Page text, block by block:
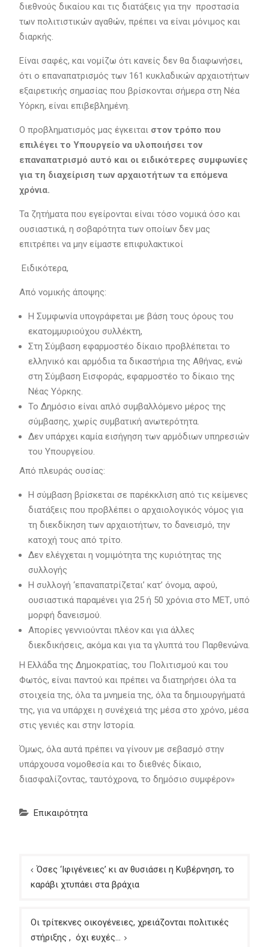
διεθνούς δικαίου και τις διατάξεις για την προστασία
των πολιτιστικών αγαθών, πρέπει να είναι μόνιμος και
διαρκής.
Είναι σαφές, και νομίζω ότι κανείς δεν θα διαφωνήσει,
ότι ο επαναπατρισμός των 161 κυκλαδικών αρχαιοτήτων
εξαιρετικής σημασίας που βρίσκονται σήμερα στη Νέα
Υόρκη, είναι επιβεβλημένη.
Ο προβληματισμός μας έγκειται στον τρόπο που
επιλέγει το Υπουργείο να υλοποιήσει τον
επαναπατρισμό αυτό και οι ειδικότερες συμφωνίες
για τη διαχείριση των αρχαιοτήτων τα επόμενα
χρόνια.
Τα ζητήματα που εγείρονται είναι τόσο νομικά όσο και
ουσιαστικά, η σοβαρότητα των οποίων δεν μας
επιτρέπει να μην είμαστε επιφυλακτικοί
Ειδικότερα,
Από νομικής άποψης:
Η Συμφωνία υπογράφεται με βάση τους όρους του
εκατομμυριούχου συλλέκτη,
Στη Σύμβαση εφαρμοστέο δίκαιο προβλέπεται το
ελληνικό και αρμόδια τα δικαστήρια της Αθήνας, ενώ
στη Σύμβαση Εισφοράς, εφαρμοστέο το δίκαιο της
Νέας Υόρκης.
Το Δημόσιο είναι απλό συμβαλλόμενο μέρος της
σύμβασης, χωρίς συμβατική ανωτερότητα.
Δεν υπάρχει καμία εισήγηση των αρμόδιων υπηρεσιών
του Υπουργείου.
Από πλευράς ουσίας:
Η σύμβαση βρίσκεται σε παρέκκλιση από τις κείμενες
διατάξεις που προβλέπει ο αρχαιολογικός νόμος για
τη διεκδίκηση των αρχαιοτήτων, το δανεισμό, την
κατοχή τους από τρίτο.
Δεν ελέγχεται η νομιμότητα της κυριότητας της
συλλογής
Η συλλογή ‘επαναπατρίζεται’ κατ’ όνομα, αφού,
ουσιαστικά παραμένει για 25 ή 50 χρόνια στο ΜΕΤ, υπό
μορφή δανεισμού.
Απορίες γεννιούνται πλέον και για άλλες
διεκδικήσεις, ακόμα και για τα γλυπτά του Παρθενώνα.
Η Ελλάδα της Δημοκρατίας, του Πολιτισμού και του
Φωτός, είναι παντού και πρέπει να διατηρήσει όλα τα
στοιχεία της, όλα τα μνημεία της, όλα τα δημιουργήματά
της, για να υπάρχει η συνέχειά της μέσα στο χρόνο, μέσα
στις γενιές και στην Ιστορία.
Όμως, όλα αυτά πρέπει να γίνουν με σεβασμό στην
υπάρχουσα νομοθεσία και το διεθνές δίκαιο,
διασφαλίζοντας, ταυτόχρονα, το δημόσιο συμφέρον»
Επικαιρότητα
Πλοήγηση
άρθρων
Όσες ‘Ιφιγένειες’ κι αν θυσιάσει η Κυβέρνηση, το
καράβι χτυπάει στα βράχια
Οι τρίτεκνες οικογένειες, χρειάζονται πολιτικές
στήριξης , όχι ευχές…